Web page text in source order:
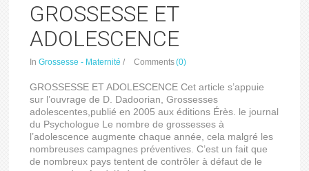
GROSSESSE ET
ADOLESCENCE
InGrossesse - Maternité / Comments(0)
GROSSESSE ET ADOLESCENCE Cet article s’appuie
sur l’ouvrage de D. Dadoorian, Grossesses
adolescentes,publié en 2005 aux éditions Érès. le journal
du Psychologue Le nombre de grossesses à
l’adolescence augmente chaque année, cela malgré les
nombreuses campagnes préventives. C’est un fait que
de nombreux pays tentent de contrôler à défaut de le